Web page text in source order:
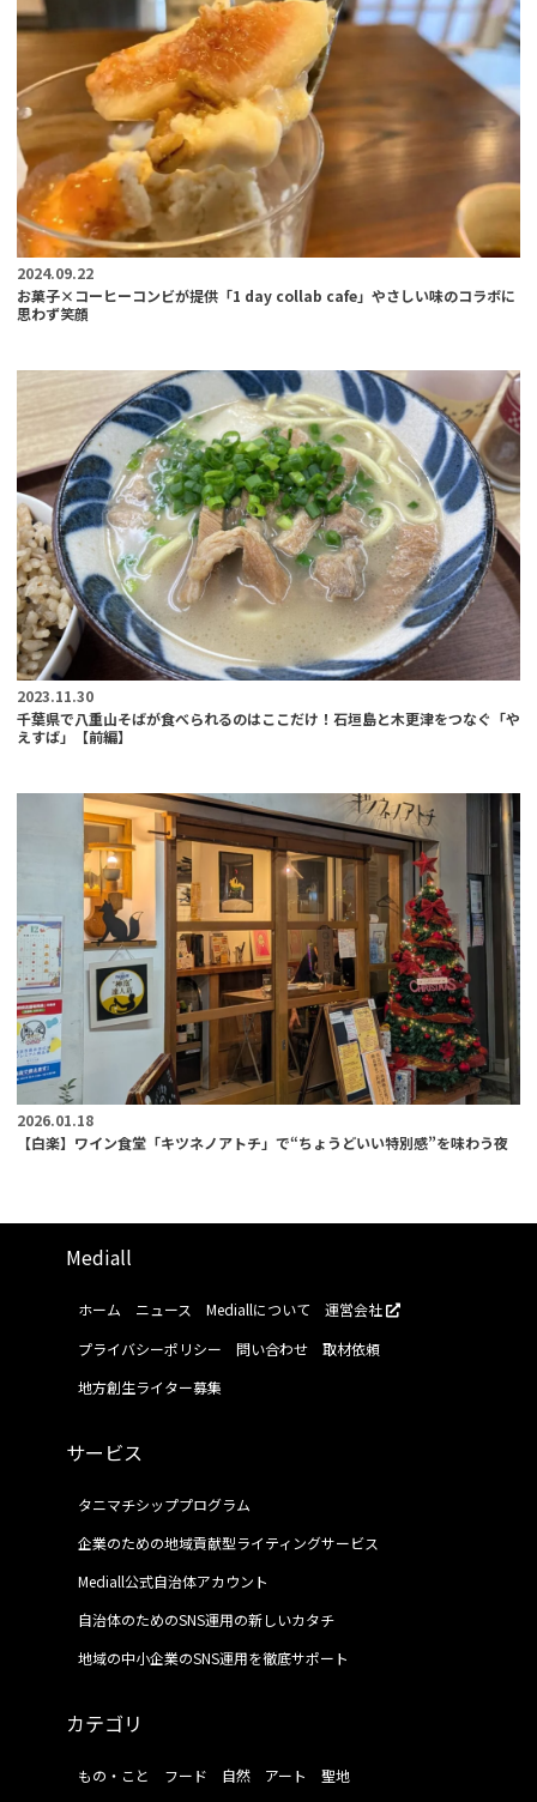
2024.09.22
お菓子×コーヒーコンビが提供「1 day collab cafe」やさしい味のコラボに
思わず笑顔
2023.11.30
千葉県で八重山そばが食べられるのはここだけ！石垣島と木更津をつなぐ「や
えすば」【前編】
2026.01.18
【白楽】ワイン食堂「キツネノアトチ」で“ちょうどいい特別感”を味わう夜
Mediall
ホーム ニュース Mediallについて
運営会社
プライバシーポリシー
問い合わせ
取材依頼
地方創生ライター募集
サービス
タニマチシッププログラム
企業のための地域貢献型ライティングサービス
Mediall公式自治体アカウント
自治体のためのSNS運用の新しいカタチ
地域の中小企業のSNS運用を徹底サポート
カテゴリ
もの・こと フード 自然 アート 聖地